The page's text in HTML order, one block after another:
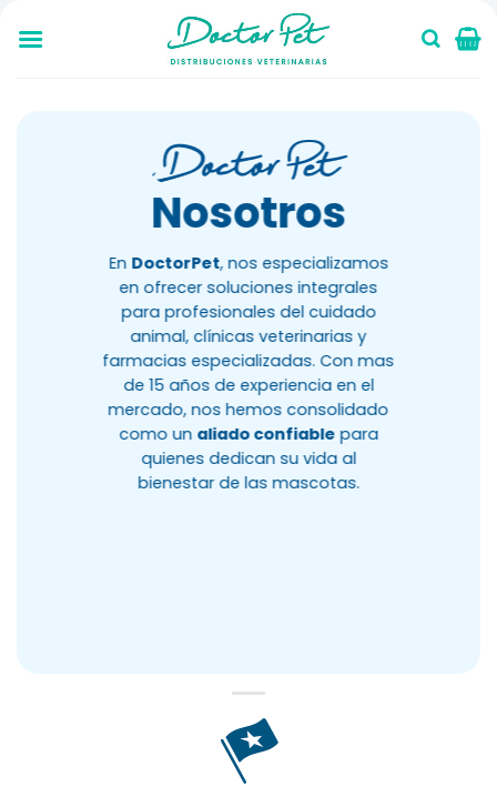
Nosotros
En DoctorPet, nos especializamos
en ofrecer soluciones integrales
para profesionales del cuidado
animal, clínicas veterinarias y
farmacias especializadas. Con mas
de 15 años de experiencia en el
mercado, nos hemos consolidado
como un aliado confiablepara
quienes dedican su vida al
bienestar de las mascotas.